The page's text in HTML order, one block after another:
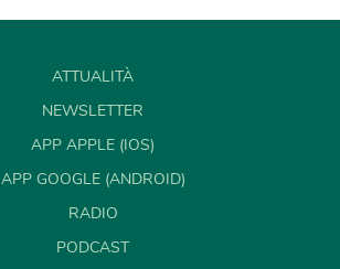
ATTUALITÀ
NEWSLETTER
APP APPLE (IOS)
APP GOOGLE (ANDROID)
RADIO
PODCAST